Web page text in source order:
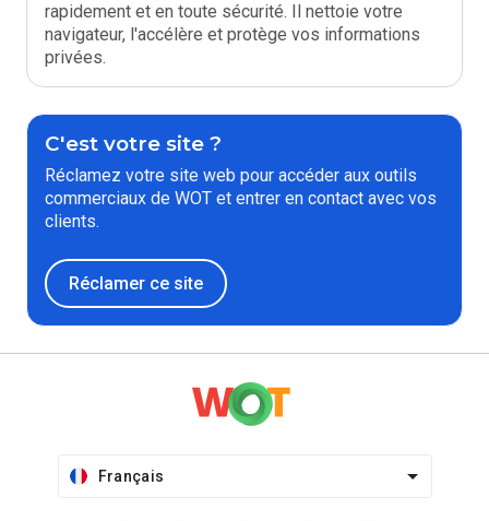
rapidement et en toute sécurité. Il nettoie votre
navigateur, l'accélère et protège vos informations
privées.
C'est votre site ?
Réclamez votre site web pour accéder aux outils
commerciaux de WOT et entrer en contact avec vos
clients.
Réclamer ce site
Français